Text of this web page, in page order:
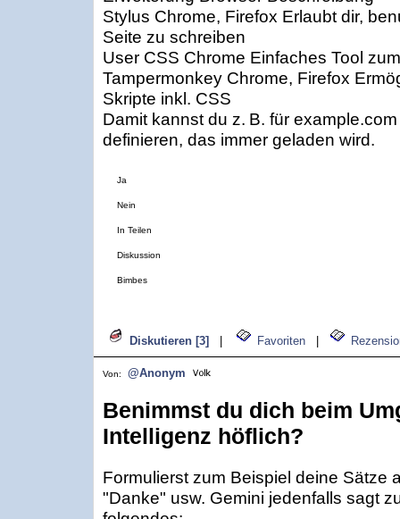
Stylus Chrome, Firefox Erlaubt dir,
Seite zu schreiben
User CSS Chrome Einfaches Tool
Tampermonkey Chrome, Firefox
Skripte inkl. CSS
Damit kannst du z. B. für
definieren, das immer geladen wird.
Ja
Nein
In Teilen
Diskussion
Bimbes
Diskutieren [3] Favoriten
Von: @Anonym
Benimmst du dich beim
Intelligenz höflich?
Formulierst zum Beispiel deine Sätze
"Danke" usw. Gemini jedenfalls sagt